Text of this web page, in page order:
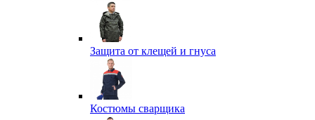
Защита от клещей и гнуса
Костюмы сварщика